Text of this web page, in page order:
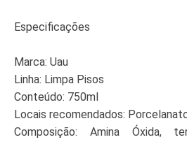
Especificações
Marca: Uau
Linha: Limpa Pisos
Conteúdo: 750ml
Locais recomendados:
Composição: Amina Óxida,